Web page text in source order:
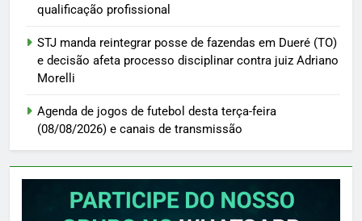
qualificação profissional
STJ manda reintegrar posse de fazendas em Dueré (TO)
e decisão afeta processo disciplinar contra juiz Adriano
Morelli
Agenda de jogos de futebol desta terça-feira
(08/08/2026) e canais de transmissão